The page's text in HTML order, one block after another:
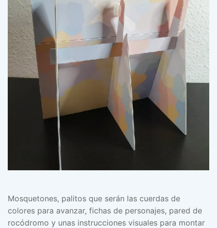
Mosquetones, palitos que serán las cuerdas de
colores para avanzar, fichas de personajes, pared de
rocódromo y unas instrucciones visuales para montar